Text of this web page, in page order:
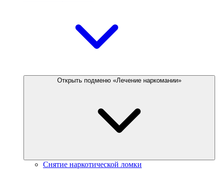
Открыть подменю «Лечение наркомании»
Снятие наркотической ломки